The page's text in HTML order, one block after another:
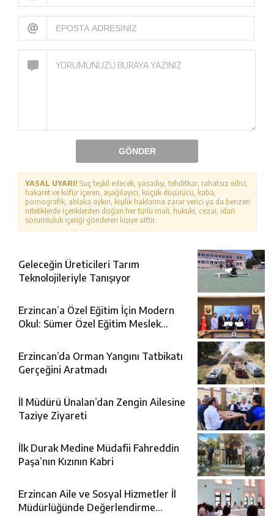
GÖNDER
YASAL UYARI! Suç teşkil edecek, yasadışı, tehditkar, rahatsız edici,
hakaret ve küfür içeren, aşağılayıcı, küçük düşürücü, kaba,
pornografik, ahlaka aykırı, kişilik haklarına zarar verici ya da benzeri
niteliklerde içeriklerden doğan her türlü mali, hukuki, cezai, idari
sorumluluk içeriği gönderen kişiye aittir.
Geleceğin Üreticileri Tarım
Teknolojileriyle Tanışıyor
Erzincan’a Özel Eğitim İçin Modern
Okul: Sümer Özel Eğitim Meslek
Erzincan’da Orman Yangını Tatbikatı
Gerçeğini Aratmadı
İl Müdürü Ünalan’dan Zengin Ailesine
Taziye Ziyareti
İlk Durak Medine Müdafii Fahreddin
Paşa’nın Kızının Kabri
Erzincan Aile ve Sosyal Hizmetler İl
Müdürlüğünde Değerlendirme